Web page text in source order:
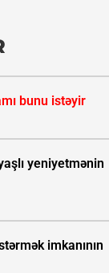
bunu istəyir
yeniyetmənin
imkanının